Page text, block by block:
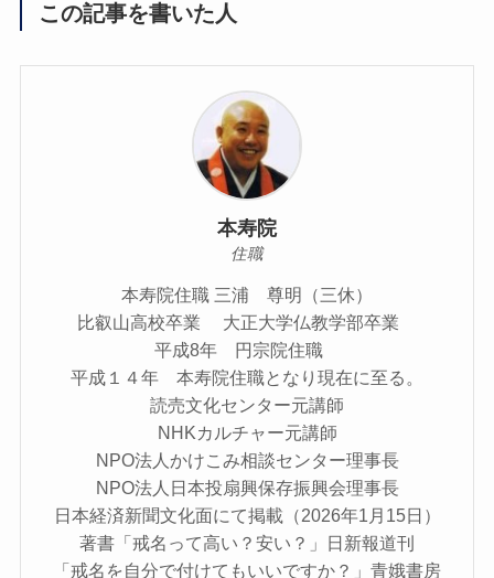
この記事を書いた人
本寿院
住職
本寿院住職 三浦 尊明（三休）
比叡山高校卒業 大正大学仏教学部卒業
平成8年 円宗院住職
平成１４年 本寿院住職となり現在に至る。
読売文化センター元講師
NHKカルチャー元講師
NPO法人かけこみ相談センター理事長
NPO法人日本投扇興保存振興会理事長
日本経済新聞文化面にて掲載（2026年1月15日）
著書「戒名って高い？安い？」日新報道刊
「戒名を自分で付けてもいいですか？」青娥書房